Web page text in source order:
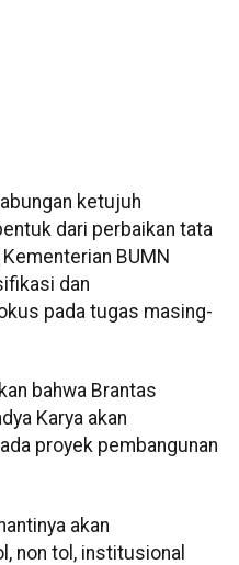
ketujuh
dari perbaikan tata
BUMN
dan
pada tugas masing-
bahwa Brantas
Karya akan
proyek pembangunan
akan
non tol, institusional